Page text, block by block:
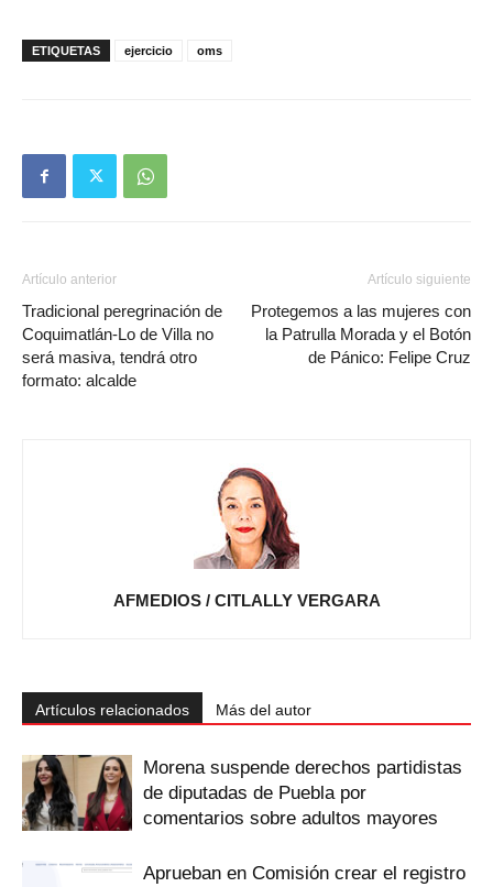
ETIQUETAS ejercicio oms
Artículo anterior
Tradicional peregrinación de
Coquimatlán-Lo de Villa no
será masiva, tendrá otro
formato: alcalde
Artículo siguiente
Protegemos a las mujeres con
la Patrulla Morada y el Botón
de Pánico: Felipe Cruz
AFMEDIOS / CITLALLY VERGARA
Artículos relacionados Más del autor
Morena suspende derechos partidistas
de diputadas de Puebla por
comentarios sobre adultos mayores
Aprueban en Comisión crear el registro